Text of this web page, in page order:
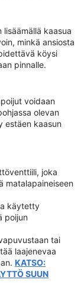
kaasua
minkä ansiosta
köysi
pinnalle.
voidaan
olevan
estäen kaasun
joka
matalapaineiseen
käytetty
poijun
tai
laajenevaa
KATSO:
SUUN